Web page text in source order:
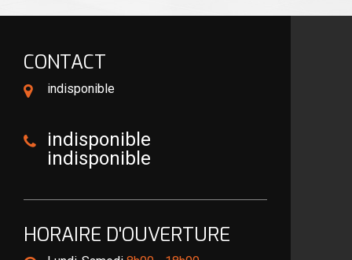
CONTACT
indisponible
indisponible
indisponible
HORAIRE D'OUVERTURE